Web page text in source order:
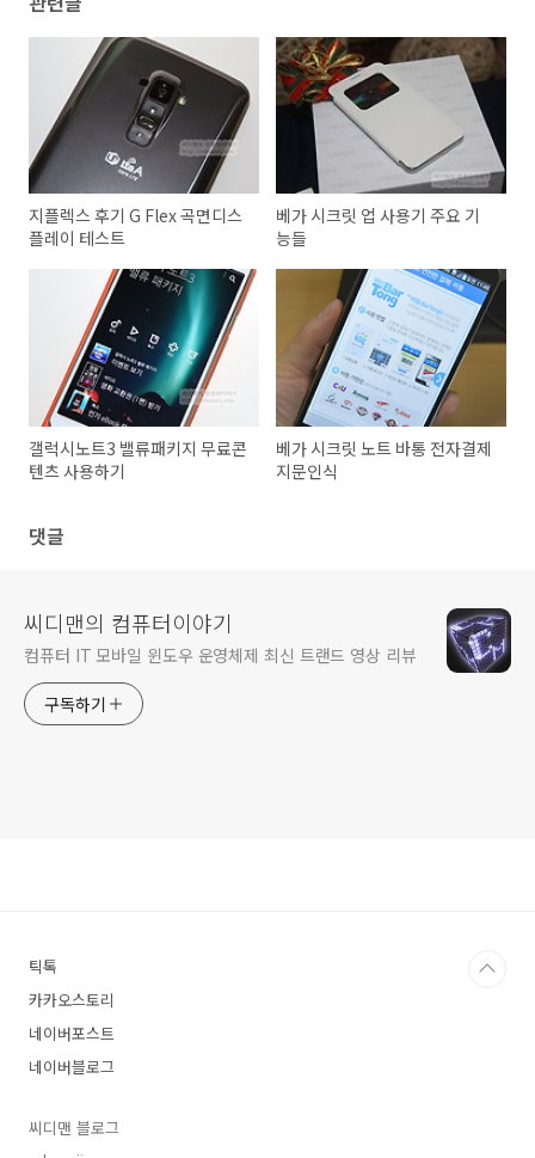
지플렉스 후기 G Flex 곡면디스
플레이 테스트
베가 시크릿 업 사용기 주요 기
능들
갤럭시노트3 밸류패키지 무료콘
텐츠 사용하기
베가 시크릿 노트 바통 전자결제
지문인식
댓글
씨디맨의 컴퓨터이야기
컴퓨터 IT 모바일 윈도우 운영체제 최신 트랜드 영상 리뷰
구독하기
틱톡
카카오스토리
네이버포스트
네이버블로그
씨디맨 블로그